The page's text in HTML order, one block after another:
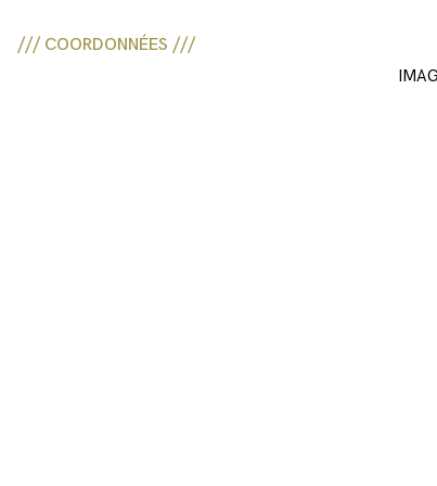
/// COORDONNÉES ///